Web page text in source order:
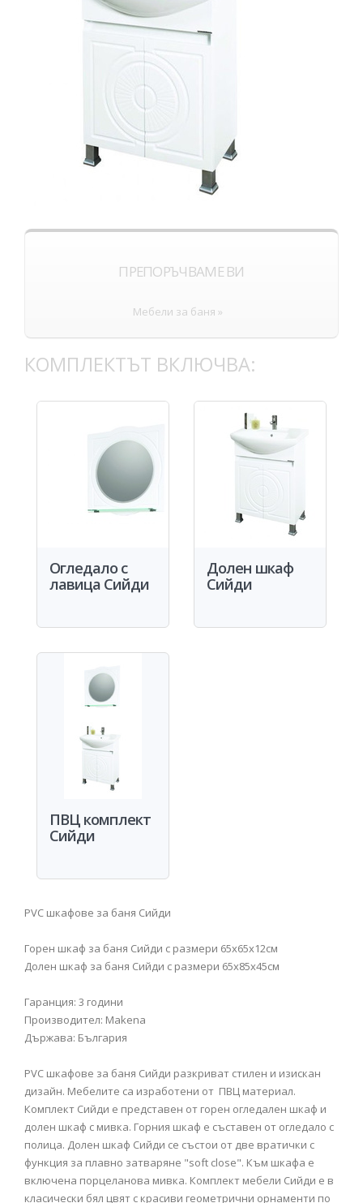
ПРЕПОРЪЧВАМЕ ВИ
Мебели за баня »
КОМПЛЕКТЪТ ВКЛЮЧВА:
Огледало с
лавица Сийди
Долен шкаф
Сийди
ПВЦ комплект
Сийди
PVC шкафове за баня Сийди
Горен шкаф за баня Сийди с размери 65x65x12см
Долен шкаф за баня Сийди с размери 65x85x45см
Гаранция: 3 години
Производител: Makena
Държава: България
PVC шкафове за баня Сийди разкриват стилен и изискан
дизайн. Мебелите са изработени от ПВЦ материал.
Комплект Сийди е представен от горен огледален шкаф и
долен шкаф с мивка. Горния шкаф е съставен от огледало с
полица. Долен шкаф Сийди се състои от две вратички с
функция за плавно затваряне "soft close". Към шкафа е
включена порцеланова мивка. Комплект мебели Сийди е в
класически бял цвят с красиви геометрични орнаменти по